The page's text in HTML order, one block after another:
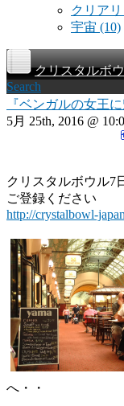
クリア
宇宙 (10)
クリスタルボ
Search
『ベンガルの女王
5月 25th, 2016 @
クリスタルボウル7
ご登録ください
http://crystalbowl-
へ・・